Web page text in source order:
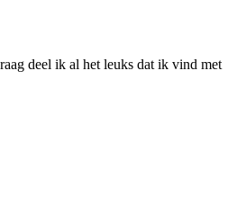
deel ik al het leuks dat ik vind met